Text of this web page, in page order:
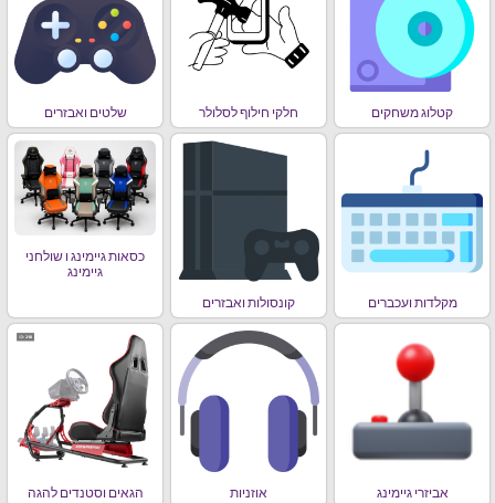
קטלוג משחקים חלקי חילוף לסלולר שלטים ואבזרים
מקלדות ועכברים קונסולות ואבזרים
כסאות גיימינג ו שולחני
גיימינג
אביזרי גיימינג אוזניות הגאים וסטנדים להגה